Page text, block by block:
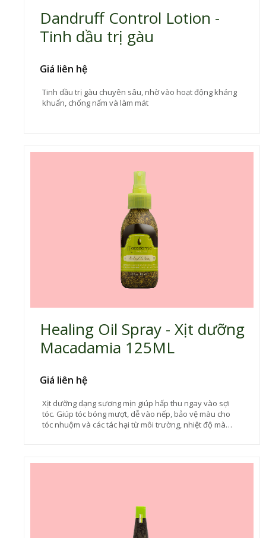
Dandruff Control Lotion -
Tinh dầu trị gàu
Giá liên hệ
Tinh dầu trị gàu chuyên sâu, nhờ vào hoạt động kháng
khuẩn, chống nấm và làm mát
Healing Oil Spray - Xịt dưỡng
Macadamia 125ML
Giá liên hệ
Xịt dưỡng dạng sương mịn giúp hấp thu ngay vào sợi
tóc. Giúp tóc bóng mượt, dễ vào nếp, bảo vệ màu cho
tóc nhuộm và các tác hại từ môi trường, nhiệt độ mà